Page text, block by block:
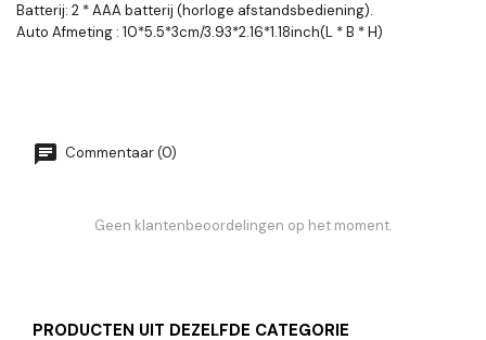
Batterij: 2 * AAA batterij (horloge afstandsbediening).
Auto Afmeting : 10*5.5*3cm/3.93*2.16*1.18inch(L * B * H)
Commentaar (0)
Geen klantenbeoordelingen op het moment.
PRODUCTEN UIT DEZELFDE CATEGORIE